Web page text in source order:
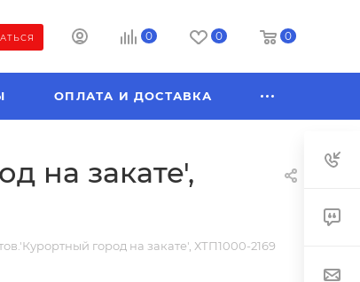
0 0 0
ОПЛАТА И ДОСТАВКА
на закате',
город на закате', ХТП1000-2169